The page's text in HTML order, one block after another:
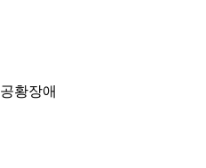
공황장애